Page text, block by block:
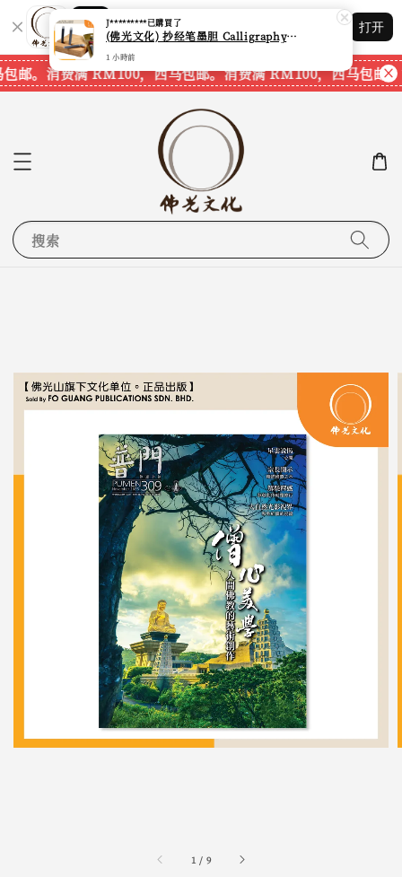
Shopping: 追踪您的订单
您信赖的商店
打开
邮。 消费满 RM100，西马包邮。消费满 RM100，西马包邮。
搜索
1 / 9
J*********已購買了
(佛光文化) 抄经笔墨胆 Calligraphy Writing Pen Refill Pack CPS40 现货速发
1 小時前